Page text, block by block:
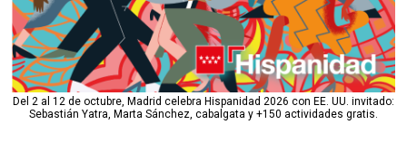
Del 2 al 12 de octubre, Madrid celebra Hispanidad 2026 con EE. UU. invitado:
Sebastián Yatra, Marta Sánchez, cabalgata y +150 actividades gratis.